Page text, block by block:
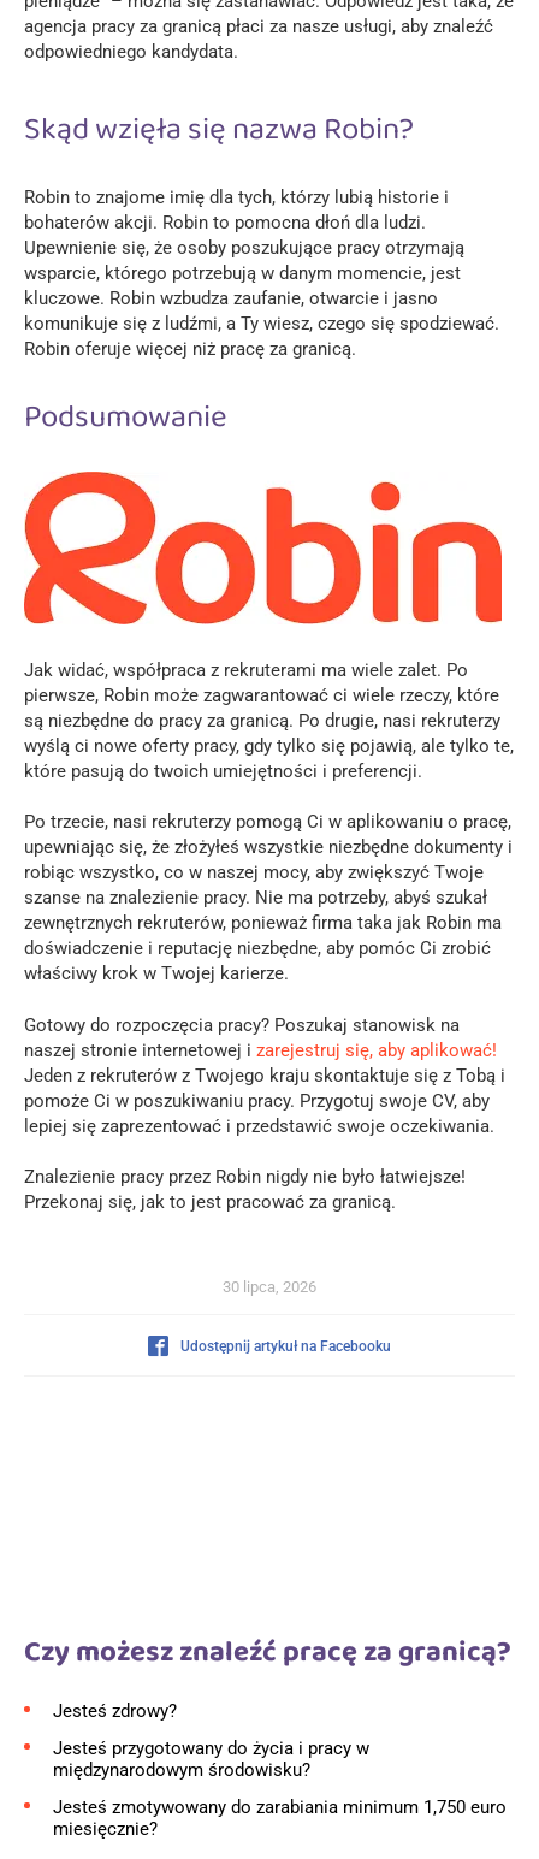
agencja pracy za granicą płaci za nasze usługi, aby znaleźć
odpowiedniego kandydata.
Skąd wzięła się nazwa Robin?
Robin to znajome imię dla tych, którzy lubią historie i
bohaterów akcji. Robin to pomocna dłoń dla ludzi.
Upewnienie się, że osoby poszukujące pracy otrzymają
wsparcie, którego potrzebują w danym momencie, jest
kluczowe. Robin wzbudza zaufanie, otwarcie i jasno
komunikuje się z ludźmi, a Ty wiesz, czego się spodziewać.
Robin oferuje więcej niż pracę za granicą.
Podsumowanie
Jak widać, współpraca z rekruterami ma wiele zalet. Po
pierwsze, Robin może zagwarantować ci wiele rzeczy, które
są niezbędne do pracy za granicą. Po drugie, nasi rekruterzy
wyślą ci nowe oferty pracy, gdy tylko się pojawią, ale tylko te,
które pasują do twoich umiejętności i preferencji.
Po trzecie, nasi rekruterzy pomogą Ci w aplikowaniu o pracę,
upewniając się, że złożyłeś wszystkie niezbędne dokumenty i
robiąc wszystko, co w naszej mocy, aby zwiększyć Twoje
szanse na znalezienie pracy. Nie ma potrzeby, abyś szukał
zewnętrznych rekruterów, ponieważ firma taka jak Robin ma
doświadczenie i reputację niezbędne, aby pomóc Ci zrobić
właściwy krok w Twojej karierze.
Gotowy do rozpoczęcia pracy? Poszukaj stanowisk na
naszej stronie internetowej i zarejestruj się, aby aplikować!
Jeden z rekruterów z Twojego kraju skontaktuje się z Tobą i
pomoże Ci w poszukiwaniu pracy. Przygotuj swoje CV, aby
lepiej się zaprezentować i przedstawić swoje oczekiwania.
Znalezienie pracy przez Robin nigdy nie było łatwiejsze!
Przekonaj się, jak to jest pracować za granicą.
30 lipca, 2026
Udostępnij artykuł na Facebooku
Czy możesz znaleźć pracę za granicą?
Jesteś zdrowy?
Jesteś przygotowany do życia i pracy w
międzynarodowym środowisku?
Jesteś zmotywowany do zarabiania minimum 1,750 euro
miesięcznie?